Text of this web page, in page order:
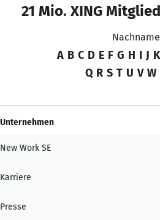
21 Mio. XING
A B C D E F G H I J K
Q R S T U V W
Unternehmen
New Work SE
Karriere
Presse